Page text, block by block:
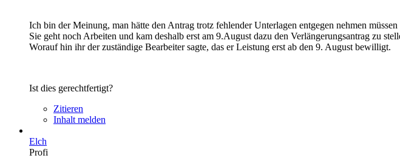
Ich bin der Meinung, man hätte den Antrag trotz fehlender Unterlagen entgegen nehmen
Sie geht noch Arbeiten und kam deshalb erst am 9.August dazu den Verlängerungsantrag zu
Worauf hin ihr der zuständige Bearbeiter sagte, das er Leistung erst ab den 9. August bewilligt.
Ist dies gerechtfertigt?
Zitieren
Inhalt melden
Elch
Profi